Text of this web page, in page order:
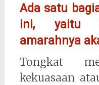
Ada satu
ini, yaitu
amarahnya
Tongkat
kekuasaan